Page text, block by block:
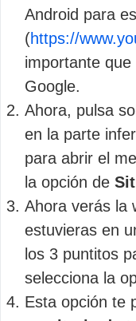
Android para
(https://
importante
Google.
Ahora, pulsa
en la parte
para abrir el
la opción de
Ahora verás la
estuvieras en
los 3 puntitos
selecciona la
Esta opción te